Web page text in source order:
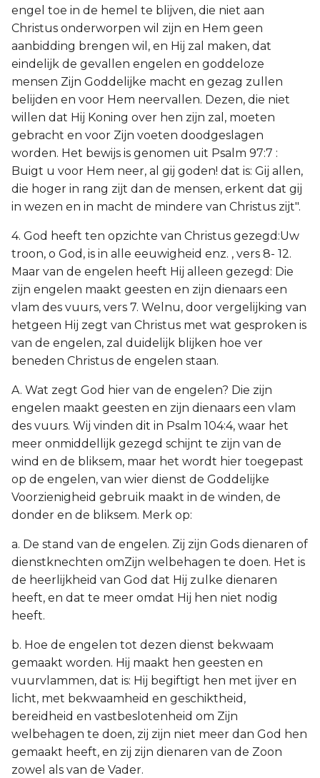
engel toe in de hemel te blijven, die niet aan
Christus onderworpen wil zijn en Hem geen
aanbidding brengen wil, en Hij zal maken, dat
eindelijk de gevallen engelen en goddeloze
mensen Zijn Goddelijke macht en gezag zullen
belijden en voor Hem neervallen. Dezen, die niet
willen dat Hij Koning over hen zijn zal, moeten
gebracht en voor Zijn voeten doodgeslagen
worden. Het bewijs is genomen uit Psalm 97:7 :
Buigt u voor Hem neer, al gij goden! dat is: Gij allen,
die hoger in rang zijt dan de mensen, erkent dat gij
in wezen en in macht de mindere van Christus zijt".
4. God heeft ten opzichte van Christus gezegd:Uw
troon, o God, is in alle eeuwigheid enz. , vers 8- 12.
Maar van de engelen heeft Hij alleen gezegd: Die
zijn engelen maakt geesten en zijn dienaars een
vlam des vuurs, vers 7. Welnu, door vergelijking van
hetgeen Hij zegt van Christus met wat gesproken is
van de engelen, zal duidelijk blijken hoe ver
beneden Christus de engelen staan.
A. Wat zegt God hier van de engelen? Die zijn
engelen maakt geesten en zijn dienaars een vlam
des vuurs. Wij vinden dit in Psalm 104:4, waar het
meer onmiddellijk gezegd schijnt te zijn van de
wind en de bliksem, maar het wordt hier toegepast
op de engelen, van wier dienst de Goddelijke
Voorzienigheid gebruik maakt in de winden, de
donder en de bliksem. Merk op:
a. De stand van de engelen. Zij zijn Gods dienaren of
dienstknechten omZijn welbehagen te doen. Het is
de heerlijkheid van God dat Hij zulke dienaren
heeft, en dat te meer omdat Hij hen niet nodig
heeft.
b. Hoe de engelen tot dezen dienst bekwaam
gemaakt worden. Hij maakt hen geesten en
vuurvlammen, dat is: Hij begiftigt hen met ijver en
licht, met bekwaamheid en geschiktheid,
bereidheid en vastbeslotenheid om Zijn
welbehagen te doen, zij zijn niet meer dan God hen
gemaakt heeft, en zij zijn dienaren van de Zoon
zowel als van de Vader.